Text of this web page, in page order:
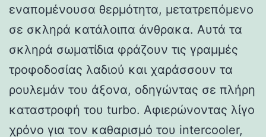
εναπομένουσα θερμότητα, μετατρεπόμενο
σε σκληρά κατάλοιπα άνθρακα. Αυτά τα
σκληρά σωματίδια φράζουν τις γραμμές
τροφοδοσίας λαδιού και χαράσσουν τα
ρουλεμάν του άξονα, οδηγώντας σε πλήρη
καταστροφή του turbo. Αφιερώνοντας λίγο
χρόνο για τον καθαρισμό του intercooler,